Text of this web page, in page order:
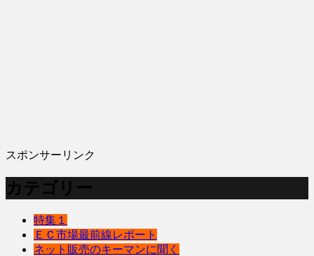
スポンサーリンク
カテゴリー
特集１
ＥＣ市場最前線レポート
ネット販売のキーマンに聞く